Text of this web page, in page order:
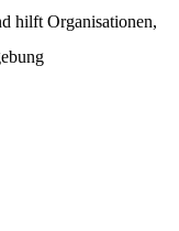
hilft Organisationen,